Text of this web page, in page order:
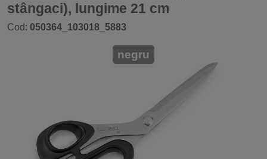
stângaci), lungime 21 cm
Cod: 050364_103018_5883
negru